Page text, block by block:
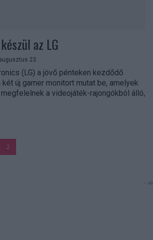
az LG
23.
(LG) a jövő pénteken kezdődő
két új gamer monitort mutat be, amelyek
a videojáték-rajongókból álló,
2
-